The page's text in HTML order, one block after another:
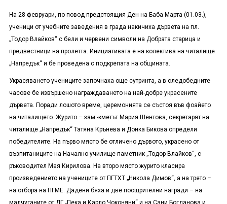
На 28 февруари, по повод предстоящия Ден на Баба Марта (01.03.),
ученици от учебните заведения в града накичиха дървета на пл.
„Тодор Влайков“ с бели и червени символи на Добрата старица и
предвестници на пролетта. Инициативата е на колектива на читалище
„Напредък“ и бе проведена с подкрепата на общината.
Украсяването учениците започнаха още сутринта, а в следобедните
часове бе извършено награждаването на най-добре украсените
дървета. Поради лошото време, церемонията се състоя във фоайето
на читалището. Журито – зам.-кметът Мария Шентова, секретарят на
читалище „Напредък“ Татяна Крънева и Донка Бикова определи
победителите. На първо място бе отличено дървото, украсено от
възпитаниците на Начално училище-паметник „Тодор Влайков“, с
ръководител Мая Кирилова. На второ място журито класира
произведението на учениците от ПГТХТ „Никола Димов“, а на трето –
на отбора на ПГМЕ. Дадени бяха и две поощрителни награди – на